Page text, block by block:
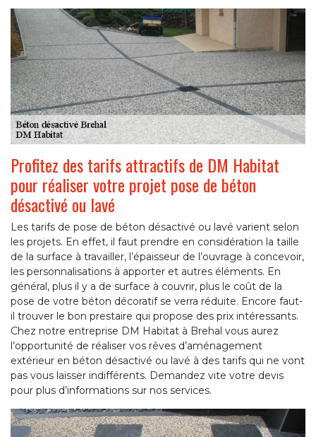
Profitez des tarifs attractifs de DM Habitat
pour réaliser votre projet pose de béton
désactivé ou lavé
Les tarifs de pose de béton désactivé ou lavé varient selon
les projets. En effet, il faut prendre en considération la taille
de la surface à travailler, l’épaisseur de l’ouvrage à concevoir,
les personnalisations à apporter et autres éléments. En
général, plus il y a de surface à couvrir, plus le coût de la
pose de votre béton décoratif se verra réduite. Encore faut-
il trouver le bon prestaire qui propose des prix intéressants.
Chez notre entreprise DM Habitat à Brehal vous aurez
l’opportunité de réaliser vos rêves d’aménagement
extérieur en béton désactivé ou lavé à des tarifs qui ne vont
pas vous laisser indifférents. Demandez vite votre devis
pour plus d’informations sur nos services.